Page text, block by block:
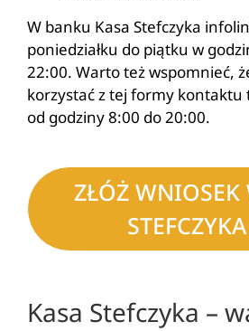
W banku Kasa Stefczyka
poniedziałku do piątku w
22:00. Warto też wspomnieć,
korzystać z tej formy kontaktu
od godziny 8:00 do 20:00.
ZŁÓŻ WNIOSEK
Kasa Stefczyka –